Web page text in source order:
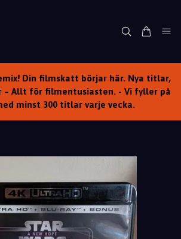
Din filmskatt börjar här. Nya titlar,
– Allt för filmentusiasten. - Vi fyller på
minst 300 titlar varje vecka.